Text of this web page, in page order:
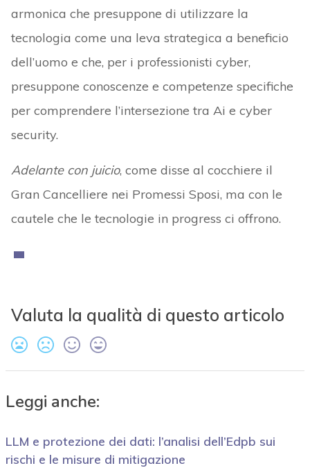
armonica che presuppone di utilizzare la
tecnologia come una leva strategica a beneficio
dell’uomo e che, per i professionisti cyber,
presuppone conoscenze e competenze specifiche
per comprendere l’intersezione tra Ai e cyber
security.
Adelante con juicio, come disse al cocchiere il
Gran Cancelliere nei Promessi Sposi, ma con le
cautele che le tecnologie in progress ci offrono.
Valuta la qualità di questo articolo
Leggi anche:
LLM e protezione dei dati: l’analisi dell’Edpb sui
rischi e le misure di mitigazione